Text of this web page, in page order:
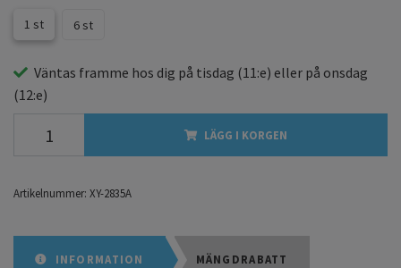
1 st 6 st
Väntas framme hos dig på tisdag (11:e) eller på onsdag
(12:e)
LÄGG I KORGEN
Artikelnummer: XY-2835A
INFORMATION MÄNGDRABATT